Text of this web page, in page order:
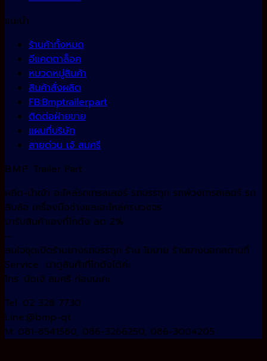
แนะนำ
ร้านค้าทั้งหมด
อีแคตตาล็อค
หมวดหมู่สินค้า
สินค้าสั่งผลิต
FB:Bmptrailerpart
ติดต่อฝ่ายขาย
แผนที่บริษัท
สายด่วน เจ้ สมศรี
B.M.P. Trailer Part
ผลิต-นำเข้า อะไหล่รถเทรลเลอร์ รถบรรทุก รถพ่วงเทรลเลอร์ รถ
สิบล้อ เครื่องมือช่างและอะไหล่ครบวงจร
มารับสินค้าเองที่โกดัง ลด 2%
—
สนใจชุดเปิดร้านยางรถบรรทุก ร้าน โมบาย ร้านยางนอกสถานที่
Service มาดูสินค้าที่โกดังได้ค่ะ
โทร. นัดเจ้ สมศรี ก่อนนะคะ
Tel. 02 328 7730
Line:@bmp-qt
M: 081-8541580, 086-3266250, 086-3004205